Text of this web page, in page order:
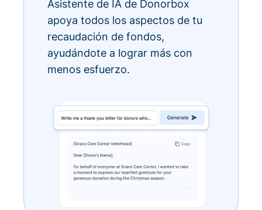
Asistente de IA de Donorbox
apoya todos los aspectos de tu
recaudación de fondos,
ayudándote a lograr más con
menos esfuerzo.